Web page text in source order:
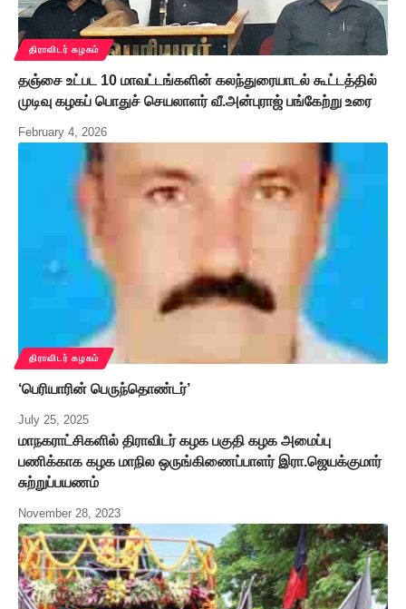
திராவிடர் கழகம்
தஞ்சை உட்பட 10 மாவட்டங்களின் கலந்துரையாடல் கூட்டத்தில்
முடிவு கழகப் பொதுச் செயலாளர் வீ.அன்புராஜ் பங்கேற்று உரை
February 4, 2026
திராவிடர் கழகம்
‘பெரியாரின் பெருந்தொண்டர்’
July 25, 2025
மாநகராட்சிகளில் திராவிடர் கழக பகுதி கழக அமைப்பு
பணிக்காக கழக மாநில ஒருங்கிணைப்பாளர் இரா.ஜெயக்குமார்
சுற்றுப்பயணம்
November 28, 2023